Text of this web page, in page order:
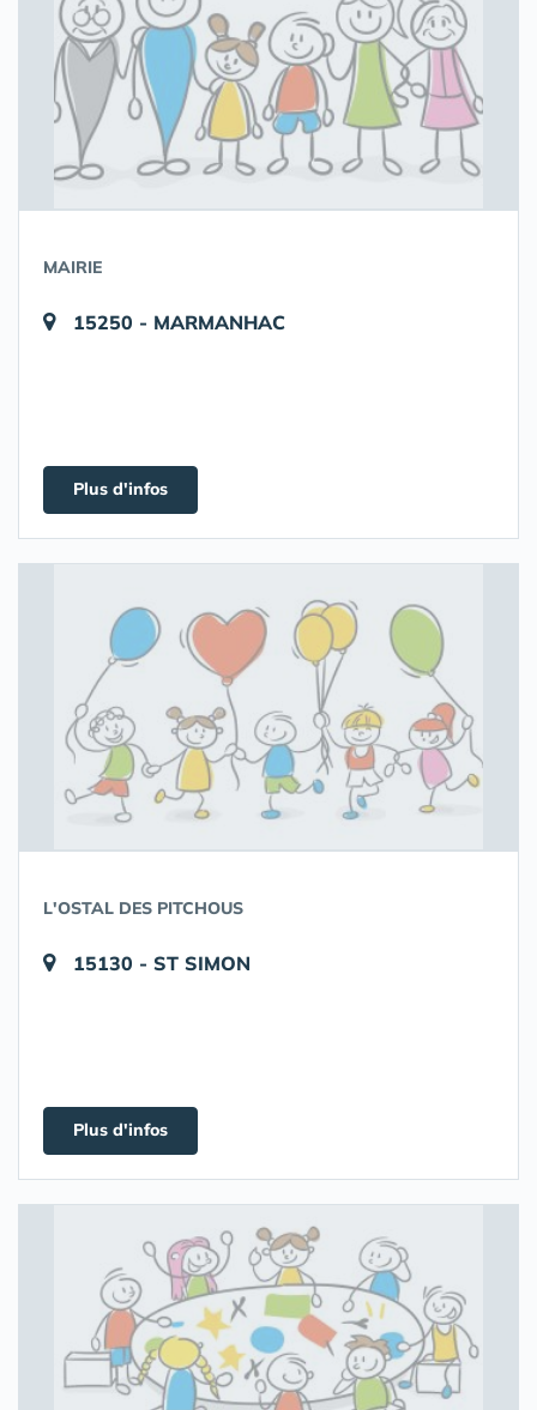
MAIRIE
15250 - MARMANHAC
Plus d'infos
L'OSTAL DES PITCHOUS
15130 - ST SIMON
Plus d'infos